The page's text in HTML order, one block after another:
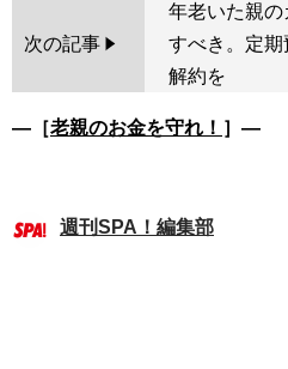
次の記事
年老いた親
すべき。定期
解約を
―［老親のお金を守れ！ ］―
週刊SPA！編集部